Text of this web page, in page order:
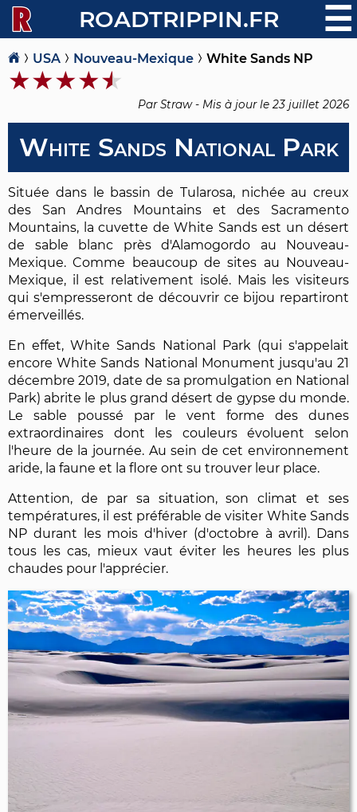
ROADTRIPPIN.FR ☰
USA Nouveau-Mexique White Sands NP
Par Straw - Mis à jour le 23 juillet 2026
White Sands National Park
Située dans le bassin de Tularosa, nichée au creux
des San Andres Mountains et des Sacramento
Mountains, la cuvette de White Sands est un désert
de sable blanc près d'Alamogordo au Nouveau-
Mexique. Comme beaucoup de sites au Nouveau-
Mexique, il est relativement isolé. Mais les visiteurs
qui s'empresseront de découvrir ce bijou repartiront
émerveillés.
En effet, White Sands National Park (qui s'appelait
encore White Sands National Monument jusqu'au 21
décembre 2019, date de sa promulgation en National
Park) abrite le plus grand désert de gypse du monde.
Le sable poussé par le vent forme des dunes
extraordinaires dont les couleurs évoluent selon
l'heure de la journée. Au sein de cet environnement
aride, la faune et la flore ont su trouver leur place.
Attention, de par sa situation, son climat et ses
températures, il est préférable de visiter White Sands
NP durant les mois d'hiver (d'octobre à avril). Dans
tous les cas, mieux vaut éviter les heures les plus
chaudes pour l'apprécier.